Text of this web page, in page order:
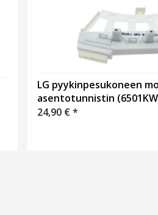
LG pyykinpesukoneen
asentotunnistin
24,90 €*